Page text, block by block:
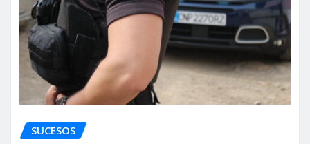
SUCESOS